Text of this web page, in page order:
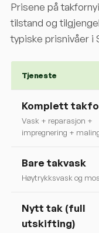
Prisene på
tilstand og
typiske prisnivåer i
Tjeneste
Komplett
Vask + reparasjon +
impregnering +
Bare takvask
Høytrykksvask og
Nytt tak (full
utskifting)